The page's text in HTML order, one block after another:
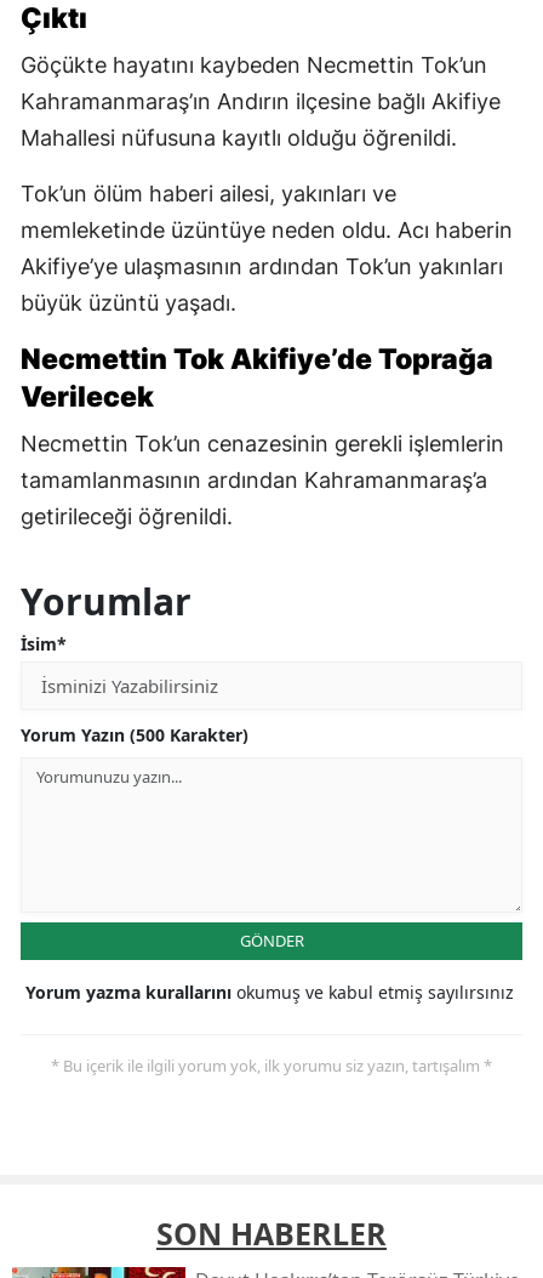
Çıktı
Göçükte hayatını kaybeden Necmettin Tok’un
Kahramanmaraş’ın Andırın ilçesine bağlı Akifiye
Mahallesi nüfusuna kayıtlı olduğu öğrenildi.
Tok’un ölüm haberi ailesi, yakınları ve
memleketinde üzüntüye neden oldu. Acı haberin
Akifiye’ye ulaşmasının ardından Tok’un yakınları
büyük üzüntü yaşadı.
Necmettin Tok Akifiye’de Toprağa
Verilecek
Necmettin Tok’un cenazesinin gerekli işlemlerin
tamamlanmasının ardından Kahramanmaraş’a
getirileceği öğrenildi.
Yorumlar
İsim*
Yorum Yazın (500 Karakter)
GÖNDER
Yorum yazma kurallarını okumuş ve kabul etmiş sayılırsınız
* Bu içerik ile ilgili yorum yok, ilk yorumu siz yazın, tartışalım *
SON HABERLER